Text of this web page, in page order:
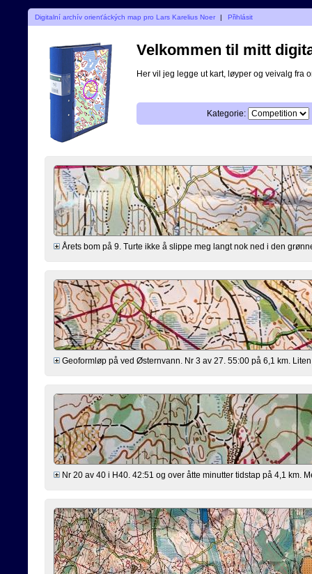
Digitalní archív orienťáckých map pro Lars Karelius Noer | Přihlásit
Velkommen til mitt
Her vil jeg legge ut kart, løyper og veivalg fra
Kategorie:
Årets bom på 9. Turte ikke å slippe meg langt nok ned i den
Geoformløp på ved Østernvann. Nr 3 av 27. 55:00 på 6,1 km.
Nr 20 av 40 i H40. 42:51 og over åtte minutter tidstap på 4,1 km.